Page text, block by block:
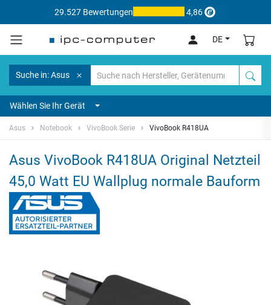
29.527 Bewertungen 4,86
DE
Suche in: Asus
Wählen Sie Ihr Gerät
Asus Notebook VivoBook Serie VivoBook R418UA
Asus VivoBook R418UA Original Netzteil
45,0 Watt EU Wallplug normale Bauform